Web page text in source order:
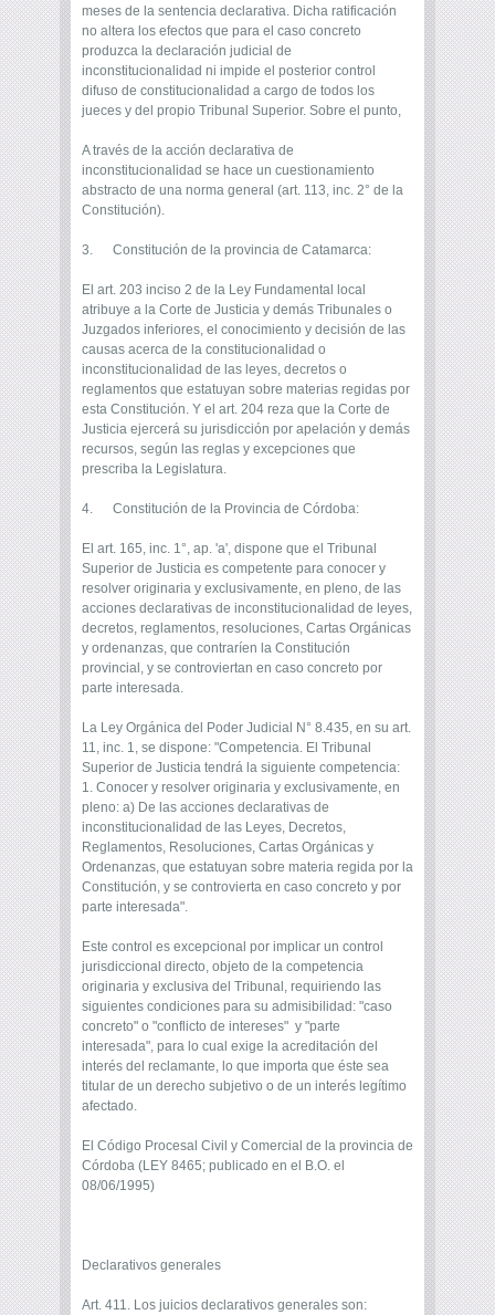
meses de la sentencia declarativa. Dicha ratificación
no altera los efectos que para el caso concreto
produzca la declaración judicial de
inconstitucionalidad ni impide el posterior control
difuso de constitucionalidad a cargo de todos los
jueces y del propio Tribunal Superior. Sobre el punto,
A través de la acción declarativa de
inconstitucionalidad se hace un cuestionamiento
abstracto de una norma general (art. 113, inc. 2° de la
Constitución).
3. Constitución de la provincia de Catamarca:
El art. 203 inciso 2 de la Ley Fundamental local
atribuye a la Corte de Justicia y demás Tribunales o
Juzgados inferiores, el conocimiento y decisión de las
causas acerca de la constitucionalidad o
inconstitucionalidad de las leyes, decretos o
reglamentos que estatuyan sobre materias regidas por
esta Constitución. Y el art. 204 reza que la Corte de
Justicia ejercerá su jurisdicción por apelación y demás
recursos, según las reglas y excepciones que
prescriba la Legislatura.
4. Constitución de la Provincia de Córdoba:
El art. 165, inc. 1°, ap. 'a', dispone que el Tribunal
Superior de Justicia es competente para conocer y
resolver originaria y exclusivamente, en pleno, de las
acciones declarativas de inconstitucionalidad de leyes,
decretos, reglamentos, resoluciones, Cartas Orgánicas
y ordenanzas, que contraríen la Constitución
provincial, y se controviertan en caso concreto por
parte interesada.
La Ley Orgánica del Poder Judicial N° 8.435, en su art.
11, inc. 1, se dispone: "Competencia. El Tribunal
Superior de Justicia tendrá la siguiente competencia:
1. Conocer y resolver originaria y exclusivamente, en
pleno: a) De las acciones declarativas de
inconstitucionalidad de las Leyes, Decretos,
Reglamentos, Resoluciones, Cartas Orgánicas y
Ordenanzas, que estatuyan sobre materia regida por la
Constitución, y se controvierta en caso concreto y por
parte interesada".
Este control es excepcional por implicar un control
jurisdiccional directo, objeto de la competencia
originaria y exclusiva del Tribunal, requiriendo las
siguientes condiciones para su admisibilidad: "caso
concreto" o "conflicto de intereses" y "parte
interesada", para lo cual exige la acreditación del
interés del reclamante, lo que importa que éste sea
titular de un derecho subjetivo o de un interés legítimo
afectado.
El Código Procesal Civil y Comercial de la provincia de
Córdoba (LEY 8465; publicado en el B.O. el
08/06/1995)
Declarativos generales
Art. 411. Los juicios declarativos generales son: